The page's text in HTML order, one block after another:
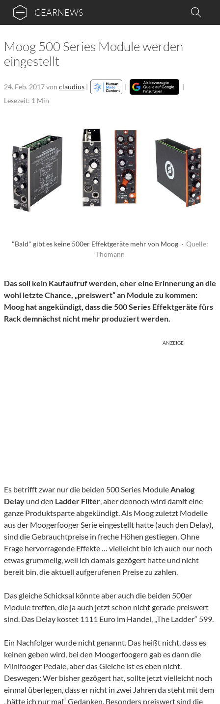
GEARNEWS
Moog 500 Series Module werden
eingestellt
24. Feb. 2017von claudius | |
|
Lesezeit: 1 Min
"Bald" gibt es keine 500er Effektgeräte mehr von Moog · Quelle:
Thomann
Das soll kein Kaufaufruf werden, eher eine Erinnerung an die
wohl letzte Chance, „preiswert“ an Module zu kommen:
Moog hat angekündigt, dass die 500 Series Effektgeräte fürs
Rack demnächst nicht mehr produziert werden.
ANZEIGE
Es betrifft zwar nur die beiden 500 Series ModuleAnalog
Delay und den Ladder Filter, aber dennoch wird damit eine
ganze Produktsparte abgekündigt. Als Moog zuletzt Modelle
aus der Moogerfooger Serie eingestellt hatte (auch den Delay),
sind die Gebrauchtpreise in freche Höhen gestiegen. Ohne
Frage hervorragende Effekte … vielleicht bin ich auch nur noch
etwas grummelig, weil ich damals gezögert hatte und nicht
bereit bin, die aktuell aufgerufenen Preise zu zahlen.
Das gleiche Schicksal könnte aber auch die beiden 500er
Module treffen, die ja auch jetzt schon nicht gerade preiswert
sind. Das Delay kostet 1111 Euro im Handel, „The Ladder“ 599.
Ein Nachfolger wurde nicht genannt. Das heißt nicht, dass es
keinen geben wird, bei den Moogerfoogern gab es dann die
Minifooger Pedale, aber das Gleiche ist es eben nicht.
Deswegen: Wer bisher gezögert hat, sollte jetzt vielleicht noch
einmal überlegen, dass er nicht in zwei Jahren da steht mit dem
„hätte ich nur mal“ Gedanken. Besonders preiswert sind die